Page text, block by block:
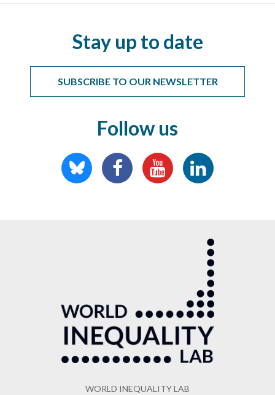
Stay up to date
SUBSCRIBE TO OUR NEWSLETTER
Follow us
WORLD INEQUALITY LAB